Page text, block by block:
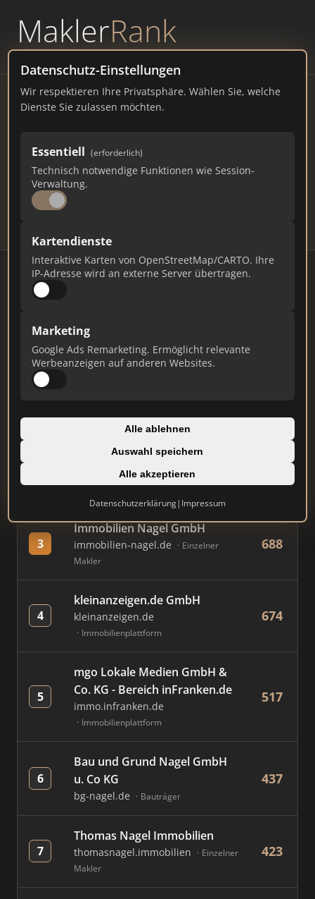
MaklerRank
powered byWAVEPOINT
Datenschutz-Einstellungen
Wir respektieren Ihre Privatsphäre. Wählen Sie, welche
Dienste Sie zulassen möchten.
Essentiell (erforderlich)
Technisch notwendige Funktionen wie Session-
Verwaltung.
Kartendienste
Interaktive Karten von OpenStreetMap/CARTO. Ihre
IP-Adresse wird an externe Server übertragen.
Marketing
Google Ads Remarketing. Ermöglicht relevante
Werbeanzeigen auf anderen Websites.
Alle ablehnen
Auswahl speichern
Alle akzeptieren
Datenschutzerklärung| Impressum
Immobilienmakler Nagel –
Ranking Juli 2026
BAYERN 1.898 EINWOHNER
108 666
# MAKLER / FIRMA
1 immobilienscout24.de
Immobilienplattform
774
AVIV Germany GmbH
immowelt.de Immobilienplattform
3
Immobilien Nagel GmbH
immobilien-nagel.de
Einzelner
Makler
688
4
kleinanzeigen.de GmbH
kleinanzeigen.de
Immobilienplattform
674
5
mgo Lokale Medien GmbH &
Co. KG - Bereich inFranken.de
immo.infranken.de
Immobilienplattform
517
6
Bau und Grund Nagel GmbH
u. Co KG
bg-nagel.de Bauträger
437
7
Thomas Nagel Immobilien
thomasnagel.immobilien
Einzelner
Makler
423